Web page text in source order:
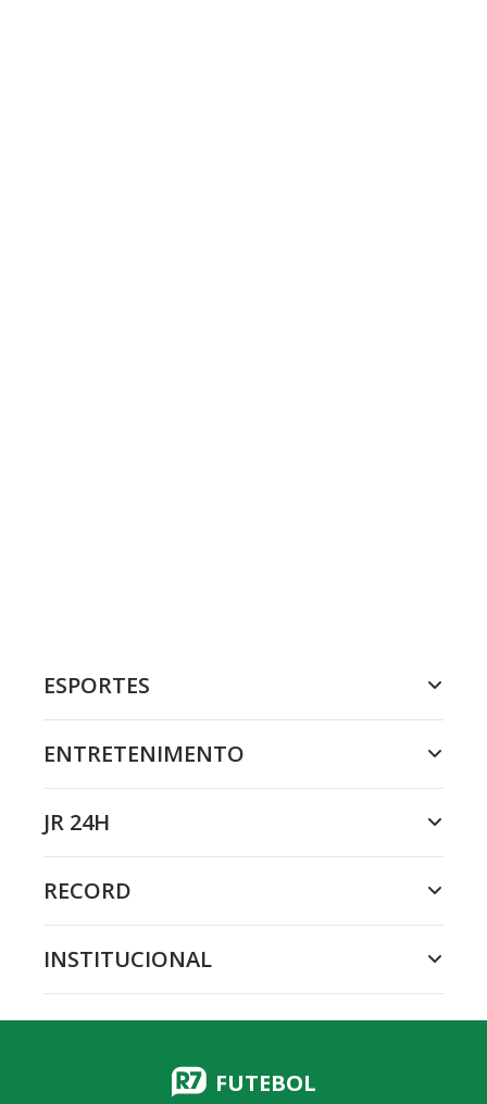
ESPORTES
ENTRETENIMENTO
JR 24H
RECORD
INSTITUCIONAL
FUTEBOL